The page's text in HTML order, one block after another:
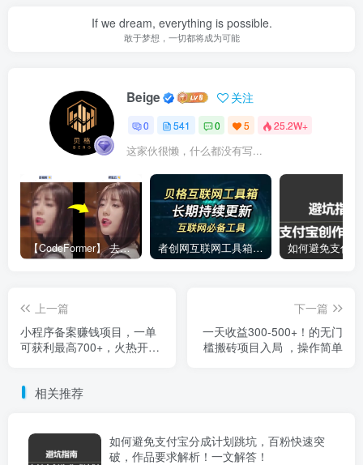
If we dream, everything is possible.
敢于梦想，一切都将成为可能
Beige 关注
0 541 0 5 25.2W+
这家伙很懒，什么都没有写...
【CodeFormer】 去马赛克神器 者创网互联网工具箱合集
上一篇
小程序备案赚钱项目，一单
可获利最高700+，火热开
下一篇
一天收益300-500+！的无门
槛搬砖项目入局 ，操作简单
相关推荐
如何避免支付宝分成计划跳坑，百粉快速突
破，作品要求解析！一文解答！